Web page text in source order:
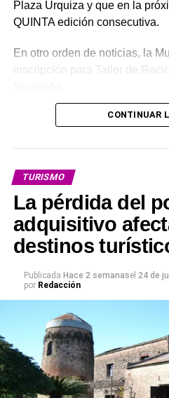
Plaza Urquiza y que en la
QUINTA edición consecutiva.
En otro orden de noticias, la
inscripción para Taller de
Inicio: Lunes 3 de agosto
Horario del taller: 14:30 a
Lugar: Salón de los Talleres –
Inscripciones al 3442-458705.
15:00 a 17:00 horas, enviando
* DNI
CONTINUAR
TURISMO
La pérdida del
adquisitivo
destinos
Publicada Hace 2 semanasel 24 de
por Redacción